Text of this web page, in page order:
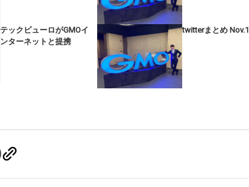
テックビューロがGMOイ
ンターネットと提携
twitterまとめ Nov.1